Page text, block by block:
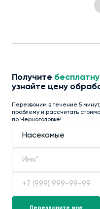
Получите
узнайте цену
Перезвоним в течение 5
проблему и рассчитать
по Черноголовке!